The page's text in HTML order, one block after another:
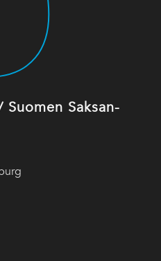
Saksan-